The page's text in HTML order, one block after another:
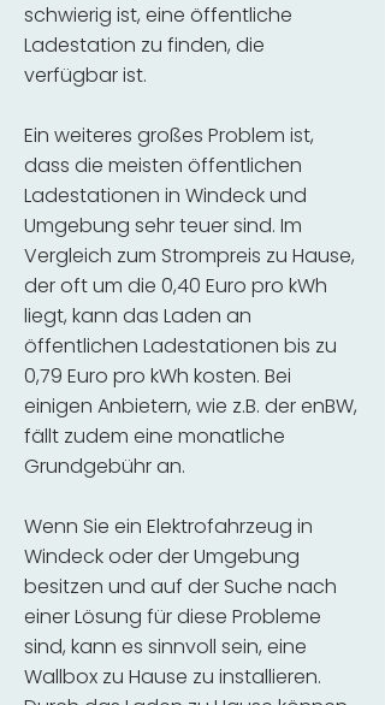
schwierig ist, eine öffentliche
Ladestation zu finden, die
verfügbar ist.
Ein weiteres großes Problem ist,
dass die meisten öffentlichen
Ladestationen in Windeck und
Umgebung sehr teuer sind. Im
Vergleich zum Strompreis zu Hause,
der oft um die 0,40 Euro pro kWh
liegt, kann das Laden an
öffentlichen Ladestationen bis zu
0,79 Euro pro kWh kosten. Bei
einigen Anbietern, wie z.B. der enBW,
fällt zudem eine monatliche
Grundgebühr an.
Wenn Sie ein Elektrofahrzeug in
Windeck oder der Umgebung
besitzen und auf der Suche nach
einer Lösung für diese Probleme
sind, kann es sinnvoll sein, eine
Wallbox zu Hause zu installieren.